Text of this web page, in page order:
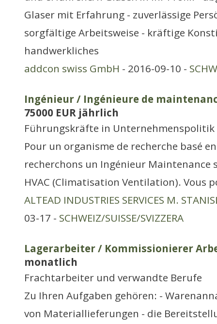
Glaser mit Erfahrung - zuverlässige
sorgfältige Arbeitsweise - kräftige
handwerkliches
addcon swiss GmbH - 2016-09-10 -
Ingénieur / Ingénieure de
75000 EUR jährlich
Führungskräfte in
Pour un organisme de recherche basé
recherchons un Ingénieur Maintenance
HVAC (Climatisation Ventilation). Vous
ALTEAD INDUSTRIES SERVICES M.
03-17 - SCHWEIZ/SUISSE/SVIZZERA
Lagerarbeiter / Kommissionierer
monatlich
Frachtarbeiter und verwandte Berufe
Zu Ihren Aufgaben gehören: -
von Materiallieferungen - die